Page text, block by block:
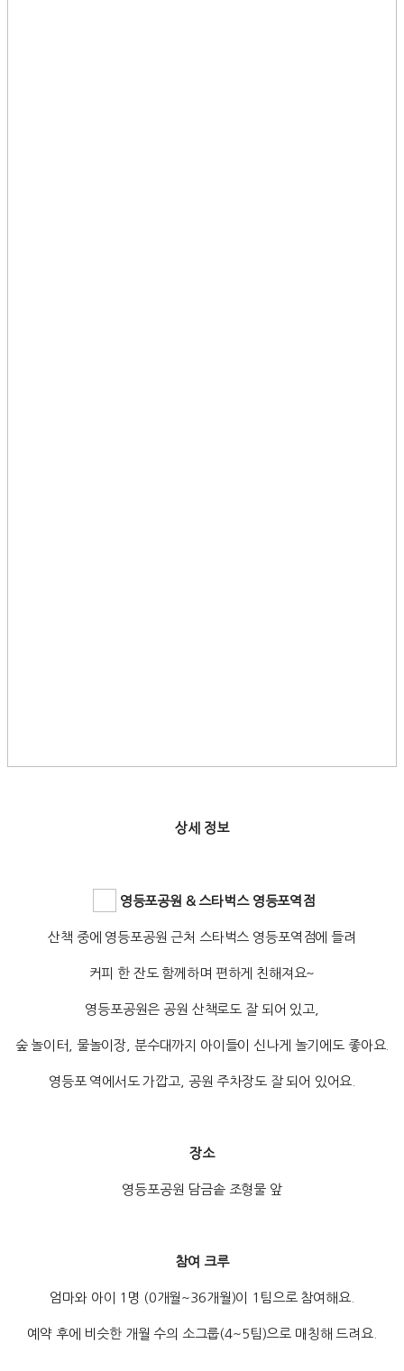
상세 정보
영등포공원 & 스타벅스 영등포역점
산책 중에 영등포공원 근처 스타벅스 영등포역점에 들려
커피 한 잔도 함께하며 편하게 친해져요~
영등포공원은 공원 산책로도 잘 되어 있고,
숲 놀이터, 물놀이장, 분수대까지 아이들이 신나게 놀기에도 좋아요.
영등포 역에서도 가깝고, 공원 주차장도 잘 되어 있어요.
장소
영등포공원 담금솥 조형물 앞
참여 크루
엄마와 아이 1명 (0개월~36개월)이 1팀으로 참여해요.
예약 후에 비슷한 개월 수의 소그룹(4~5팀)으로 매칭해 드려요.